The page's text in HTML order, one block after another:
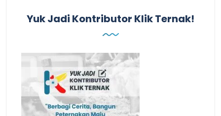
Yuk Jadi Kontributor Klik Ternak!